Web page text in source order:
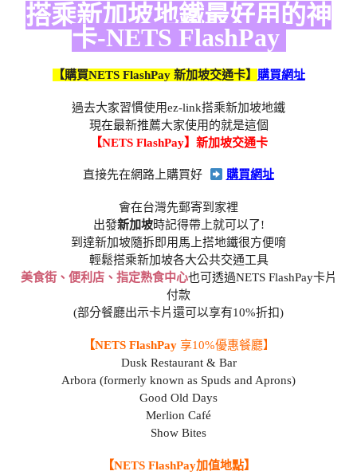
搭乘新加坡地鐵最好用的神
卡-NETS FlashPay
【購買NETS FlashPay 新加坡交通卡】 購買網址
過去大家習慣使用ez-link搭乘新加坡地鐵
現在最新推薦大家使用的就是這個
【NETS FlashPay】新加坡交通卡
直接先在網路上購買好 購買網址
會在台灣先郵寄到家裡
出發新加坡時記得帶上就可以了!
到達新加坡隨拆即用馬上搭地鐵很方便唷
輕鬆搭乘新加坡各大公共交通工具
美食街、便利店、指定熟食中心也可透過NETS FlashPay卡片
付款
(部分餐廳出示卡片還可以享有10%折扣)
【NETS FlashPay享10%優惠餐廳】
Dusk Restaurant & Bar
Arbora (formerly known as Spuds and Aprons)
Good Old Days
Merlion Café
Show Bites
【NETS FlashPay加值地點】